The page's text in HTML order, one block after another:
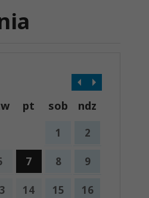
pt sob ndz
1 2
7 8 9
14 15 16